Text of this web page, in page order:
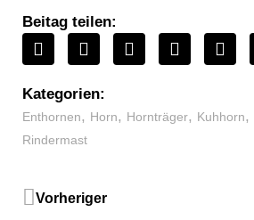
Beitag teilen:
Kategorien:
Enthornen, Horn, Hornträger, Kuhhorn,
Rindermast
Vorheriger